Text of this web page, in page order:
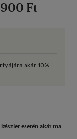
A Vízen járni
Ft
akár 10%
esetén akár ma